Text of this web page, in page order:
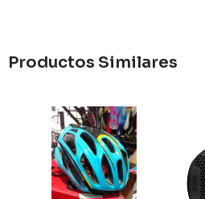
Productos Similares